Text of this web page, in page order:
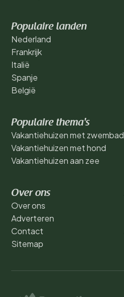
Populaire landen
Nederland
Frankrijk
Italië
Spanje
België
Populaire thema's
Vakantiehuizen met zwembad
Vakantiehuizen met hond
Vakantiehuizen aan zee
Over ons
Over ons
Adverteren
Contact
Sitemap